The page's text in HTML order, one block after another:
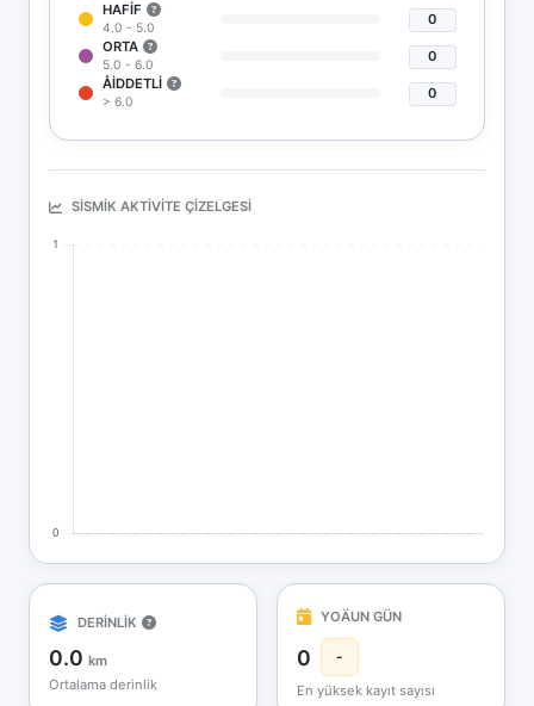
HAFIF
4.0 - 5.0
0
ORTA
5.0 - 6.0
0
ÅIDDETLI
> 6.0
0
SISMIK AKTIVITE ÇIZELGESI
DERİNLİK
0.0 km
Ortalama derinlik
YOÄUN GÜN
0 -
En yüksek kayıt sayısı